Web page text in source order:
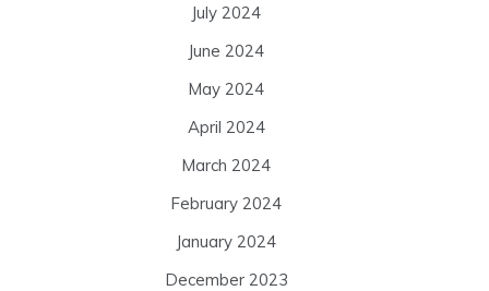
July 2024
June 2024
May 2024
April 2024
March 2024
February 2024
January 2024
December 2023